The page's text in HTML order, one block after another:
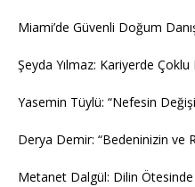
Miami’de Güvenli Doğum
Şeyda Yılmaz: Kariyerde
Yasemin Tüylü: “Nefesin
Derya Demir: “Bedeninizin ve
Metanet Dalgül: Dilin